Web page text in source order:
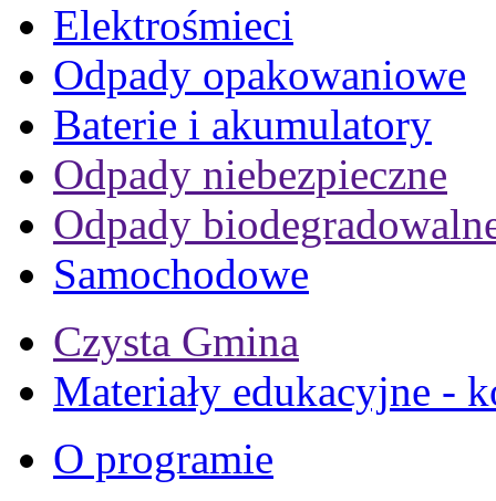
Elektrośmieci
Odpady opakowaniowe
Baterie i akumulatory
Odpady niebezpieczne
Odpady
Samochodowe
Czysta Gmina
Materiały edukacyjne -
O programie